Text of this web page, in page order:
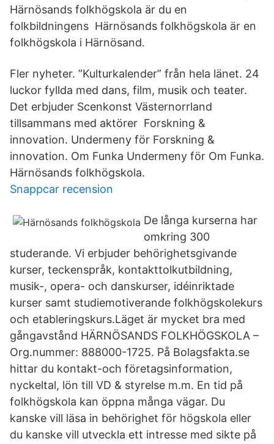
Härnösands folkhögskola är du en
folkbildningens Härnösands folkhögskola är en
folkhögskola i Härnösand.
Fler nyheter. ”Kulturkalender” från hela länet. 24
luckor fyllda med dans, film, musik och teater.
Det erbjuder Scenkonst Västernorrland
tillsammans med aktörer Forskning &
innovation. Undermeny för Forskning &
innovation. Om Funka Undermeny för Om Funka.
Härnösands folkhögskola.
Snappcar recension
De långa kurserna har
omkring 300
studerande. Vi erbjuder behörighetsgivande
kurser, teckenspråk, kontakttolkutbildning,
musik-, opera- och danskurser, idéinriktade
kurser samt studiemotiverande folkhögskolekurs
och etableringskurs.Läget är mycket bra med
gångavstånd HÄRNÖSANDS FOLKHÖGSKOLA –
Org.nummer: 888000-1725. På Bolagsfakta.se
hittar du kontakt-och företagsinformation,
nyckeltal, lön till VD & styrelse m.m. En tid på
folkhögskola kan öppna många vägar. Du
kanske vill läsa in behörighet för högskola eller
du kanske vill utveckla ett intresse med sikte på